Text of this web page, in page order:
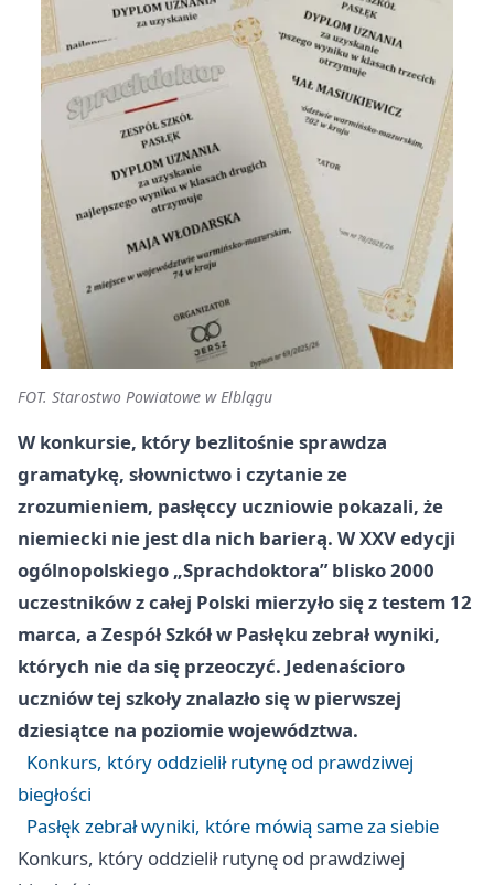
FOT. Starostwo Powiatowe w Elblągu
W konkursie, który bezlitośnie sprawdza
gramatykę, słownictwo i czytanie ze
zrozumieniem, pasłęccy uczniowie pokazali, że
niemiecki nie jest dla nich barierą. W XXV edycji
ogólnopolskiego „Sprachdoktora” blisko 2000
uczestników z całej Polski mierzyło się z testem 12
marca, a Zespół Szkół w Pasłęku zebrał wyniki,
których nie da się przeoczyć. Jedenaścioro
uczniów tej szkoły znalazło się w pierwszej
dziesiątce na poziomie województwa.
Konkurs, który oddzielił rutynę od prawdziwej
biegłości
Pasłęk zebrał wyniki, które mówią same za siebie
Konkurs, który oddzielił rutynę od prawdziwej